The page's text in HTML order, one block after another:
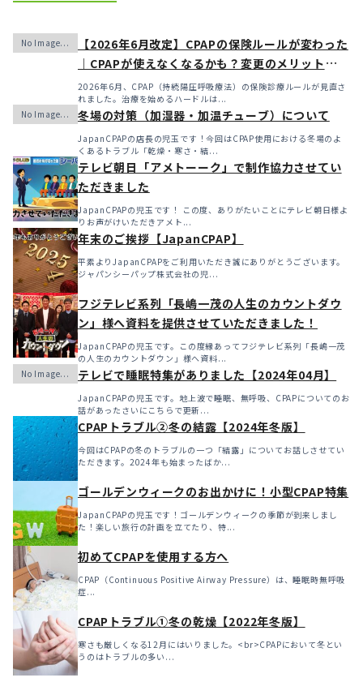
【2026年6月改定】CPAPの保険ルールが変わった
｜CPAPが使えなくなるかも？変更のメリット・デ
メリットと「購入」という選択肢
2026年6月、CPAP（持続陽圧呼吸療法）の保険診療ルールが見直さ
れました。治療を始めるハードルは...
冬場の対策（加湿器・加温チューブ）について
JapanCPAPの店長の児玉です！今回はCPAP使用における冬場のよ
くあるトラブル「乾燥・寒さ・結...
テレビ朝日「アメトーーク」で制作協力させてい
ただきました
JapanCPAPの児玉です！ この度、ありがたいことにテレビ朝日様よ
りお声がけいただきアメト...
年末のご挨拶【JapanCPAP】
平素よりJapanCPAPをご利用いただき誠にありがとうございます。
ジャパンシーパップ株式会社の児...
フジテレビ系列「長嶋一茂の人生のカウントダウ
ン」様へ資料を提供させていただきました！
JapanCPAPの児玉です。この度縁あってフジテレビ系列「長嶋一茂
の人生のカウントダウン」様へ資料...
テレビで睡眠特集がありました【2024年04月】
JapanCPAPの児玉です。地上波で睡眠、無呼吸、CPAPについてのお
話があったさいにこちらで更新...
CPAPトラブル②冬の結露【2024年冬版】
今回はCPAPの冬のトラブルの一つ「結露」についてお話しさせてい
ただきます。2024年も始まったばか...
ゴールデンウィークのお出かけに！小型CPAP特集
JapanCPAPの児玉です！ゴールデンウィークの季節が到来しまし
た！楽しい旅行の計画を立てたり、特...
初めてCPAPを使用する方へ
CPAP（Continuous Positive Airway Pressure）は、睡眠時無呼吸
症...
CPAPトラブル①冬の乾燥【2022年冬版】
寒さも厳しくなる12月にはいりました。<br>CPAPにおいて冬とい
うのはトラブルの多い...